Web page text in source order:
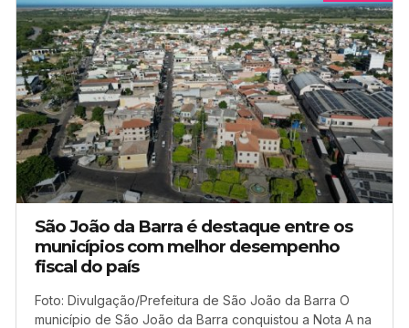
São João da Barra é destaque entre os
municípios com melhor desempenho
fiscal do país
Foto: Divulgação/Prefeitura de São João da Barra O
município de São João da Barra conquistou a Nota A na